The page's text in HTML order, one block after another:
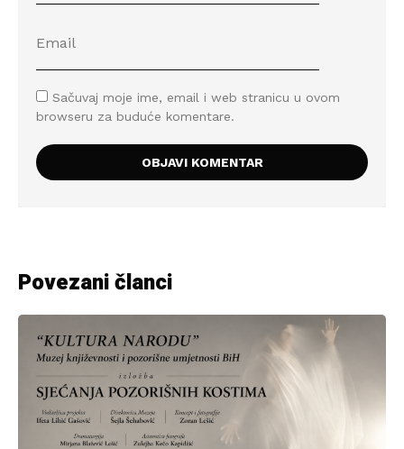
Sačuvaj moje ime, email i web stranicu u ovom
browseru za buduće komentare.
Povezani članci